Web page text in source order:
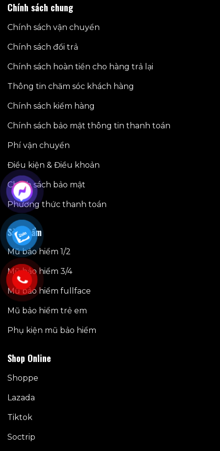
Chính sách chung
Chính sách vận chuyển
Chính sách đổi trả
Chính sách hoàn tiền cho hàng trả lại
Thông tin chăm sóc khách hàng
Chính sách kiểm hàng
Chính sách bảo mật thông tin thanh toán
Phí vận chuyển
Điều kiện & Điều khoản
Chính sách bảo mật
Phương thức thanh toán
Sản phẩm
Mũ bảo hiểm 1/2
Mũ bảo hiểm 3/4
Mũ bảo hiểm fullface
Mũ bảo hiểm trẻ em
Phụ kiện mũ bảo hiểm
Shop Online
Shoppe
Lazada
Tiktok
Soctrip